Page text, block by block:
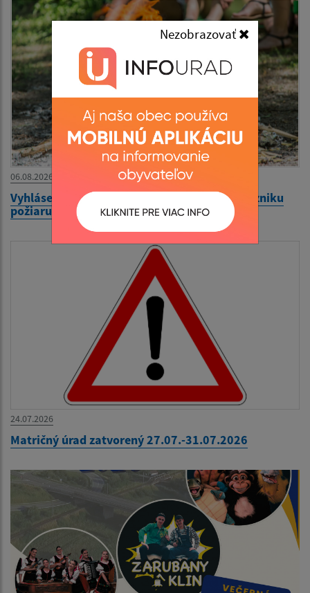
Nezobrazovať
06.08.2026
Vyhlásenie času zvýšeného nebezpečenstva vzniku
požiaru
24.07.2026
Matričný úrad zatvorený 27.07.-31.07.2026